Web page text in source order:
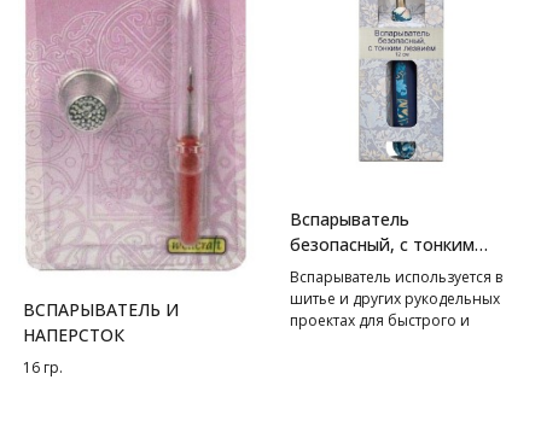
ВСПАРЫВАТЕЛЬ И
НАПЕРСТОК
16 гр.
Вспарыватель
безопасный, с тонким
лезвием
Вспарыватель используется в
шитье и других рукодельных
проектах для быстрого и